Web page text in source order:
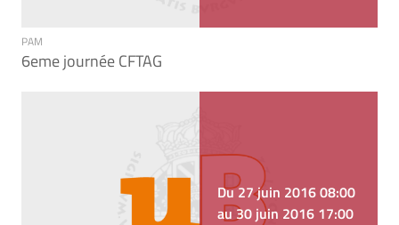
PAM
6eme journée CFTAG
Du 27 juin 2016 08:00
au 30 juin 2016 17:00